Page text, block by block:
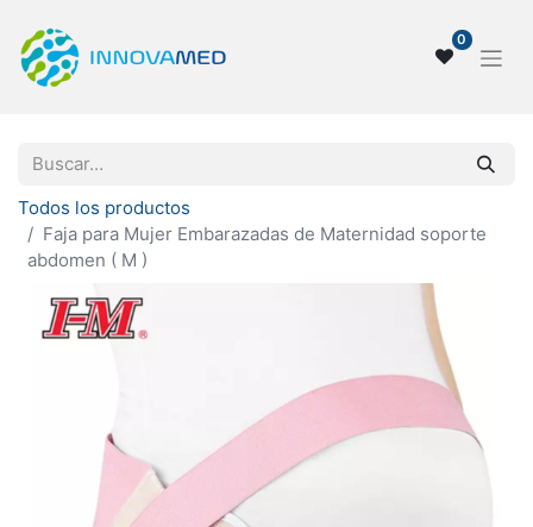
0
Todos los productos
Faja para Mujer Embarazadas de Maternidad soporte
abdomen ( M )